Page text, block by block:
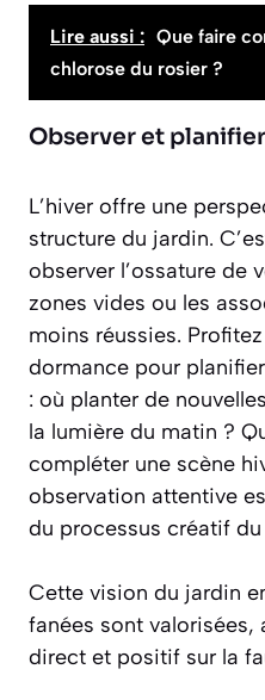
Lire aussi : Que faire
chlorose du rosier ?
Observer et planifier
L’hiver offre une
structure du jardin.
observer l’ossature de
zones vides ou les
moins réussies.
dormance pour
: où planter de
la lumière du matin ?
compléter une scène
observation attentive
du processus créatif
Cette vision du jardin
fanées sont
direct et positif sur la